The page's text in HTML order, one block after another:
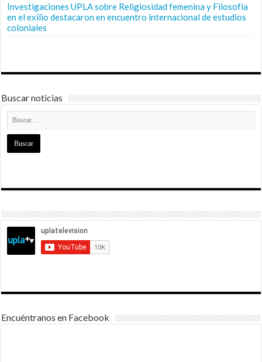
Investigaciones UPLA sobre Religiosidad femenina y Filosofía
en el exilio destacaron en encuentro internacional de estudios
coloniales
Buscar noticias
Encuéntranos en Facebook